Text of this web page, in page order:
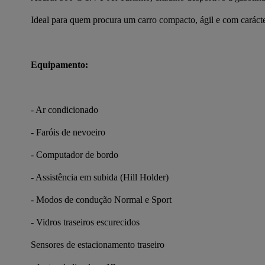
Ideal para quem procura um carro compacto, ágil e com
Equipamento:
- Ar condicionado
- Faróis de nevoeiro
- Computador de bordo
- Assistência em subida (Hill Holder)
- Modos de condução Normal e Sport
- Vidros traseiros escurecidos
Sensores de estacionamento traseiro